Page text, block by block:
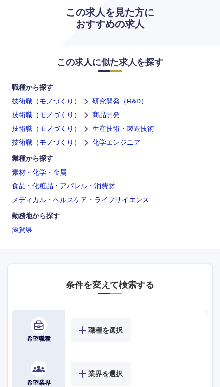
この求人を見た方に
おすすめの求人
この求人に似た求人を探す
職種から探す
技術職（モノづくり）
研究開発（R&D）
技術職（モノづくり）
商品開発
技術職（モノづくり）
生産技術・製造技術
技術職（モノづくり）
化学エンジニア
業種から探す
素材・化学・金属
食品・化粧品・アパレル・消費財
メディカル・ヘルスケア・ライフサイエンス
勤務地から探す
滋賀県
条件を変えて検索する
希望職種
職種を選択
希望業界
業界を選択
海外